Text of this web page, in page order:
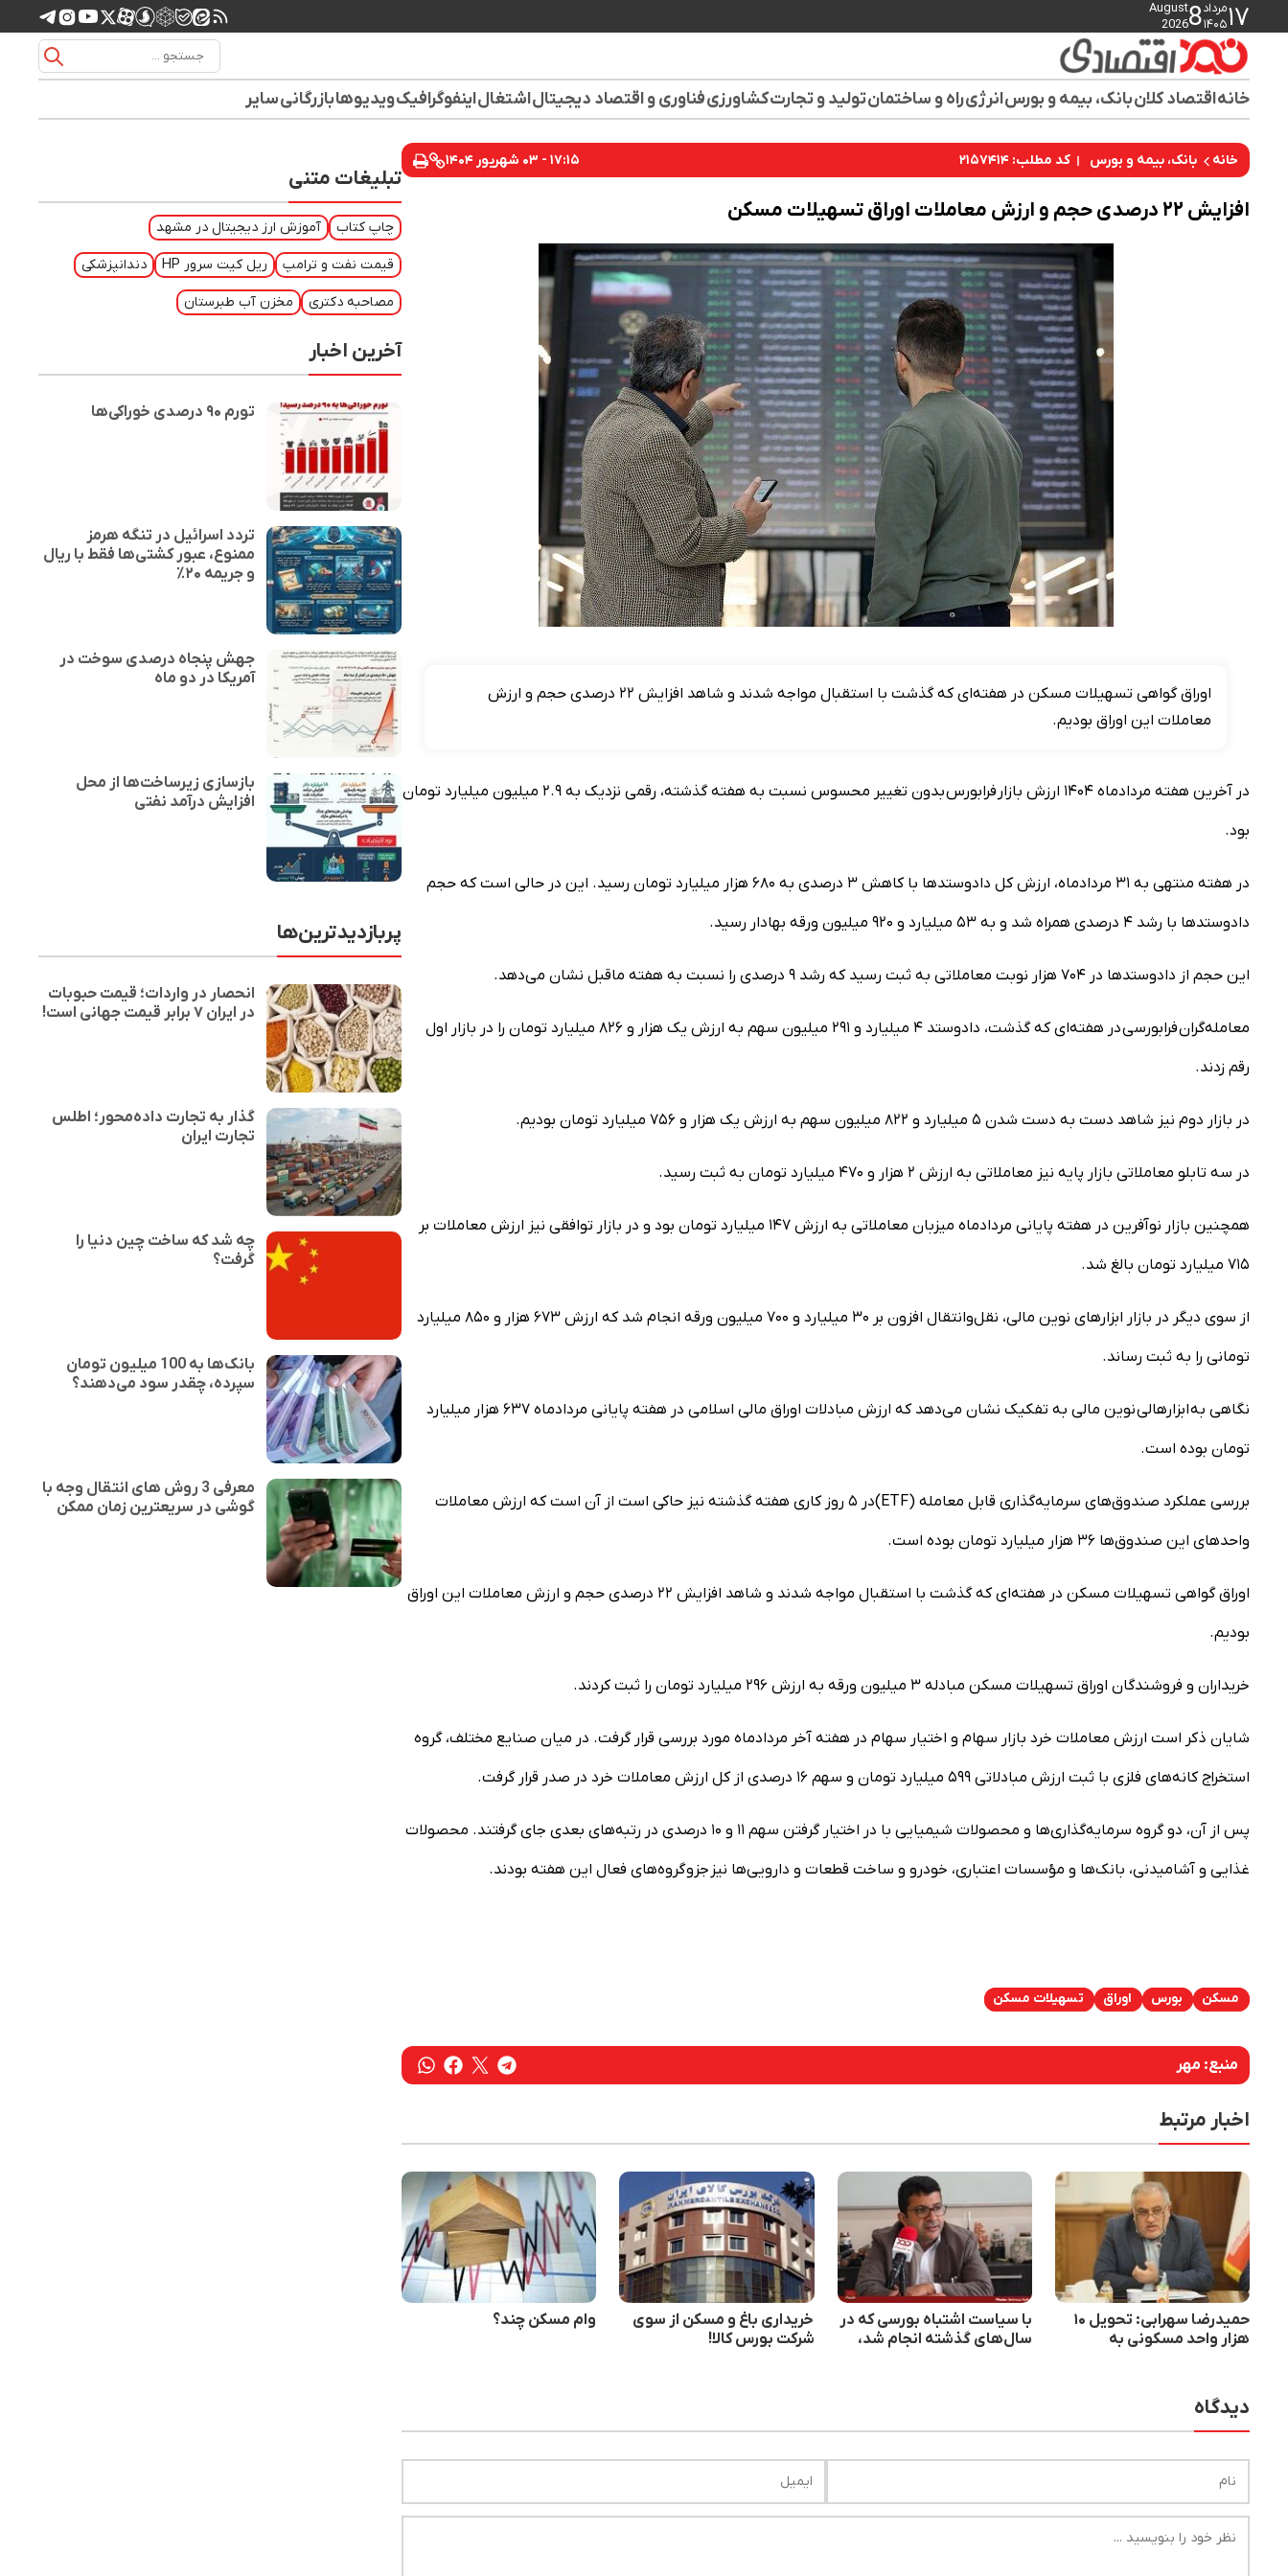
۱۷مرداد
۱۴۰۵8
August
2026
خانهاقتصاد کلانبانک، بیمه و بورسانرژیراه و ساختمانتولید و تجارتکشاورزیفناوری و اقتصاد دیجیتالاشتغالاینفوگرافیکویدیوهابازرگانیسایر
خانه بانک، بیمه و بورس کد مطلب: ۲۱۵۷۴۱۴ ۱۷:۱۵ - ۰۳ شهریور ۱۴۰۴
افزایش ۲۲ درصدی حجم و ارزش معاملات اوراق تسهیلات مسکن
اوراق گواهی تسهیلات مسکن در هفته‌ای که گذشت با استقبال مواجه شدند و شاهد افزایش ۲۲ درصدی حجم و ارزش
معاملات این اوراق بودیم.
در آخرین هفته مردادماه ۱۴۰۴ ارزش بازار فرابورس بدون تغییر محسوس نسبت به هفته گذشته، رقمی نزدیک به ۲.۹ میلیون میلیارد تومان
بود.
در هفته منتهی به ۳۱ مردادماه، ارزش کل دادوستدها با کاهش ۳ درصدی به ۶۸۰ هزار میلیارد تومان رسید. این در حالی است که حجم
دادوستدها با رشد ۴ درصدی همراه شد و به ۵۳ میلیارد و ۹۲۰ میلیون ورقه بهادار رسید.
این حجم از دادوستدها در ۷۰۴ هزار نوبت معاملاتی به ثبت رسید که رشد ۹ درصدی را نسبت به هفته ماقبل نشان می‌دهد.
معامله‌گران فرابورسی در هفته‌ای که گذشت، دادوستد ۴ میلیارد و ۲۹۱ میلیون سهم به ارزش یک هزار و ۸۲۶ میلیارد تومان را در بازار اول
رقم زدند.
در بازار دوم نیز شاهد دست به دست شدن ۵ میلیارد و ۸۲۲ میلیون سهم به ارزش یک هزار و ۷۵۶ میلیارد تومان بودیم.
در سه تابلو معاملاتی بازار پایه نیز معاملاتی به ارزش ۲ هزار و ۴۷۰ میلیارد تومان به ثبت رسید.
همچنین بازار نوآفرین در هفته پایانی مردادماه میزبان معاملاتی به ارزش ۱۴۷ میلیارد تومان بود و در بازار توافقی نیز ارزش معاملات بر
۷۱۵ میلیارد تومان بالغ شد.
از سوی دیگر در بازار ابزارهای نوین مالی، نقل‌وانتقال افزون بر ۳۰ میلیارد و ۷۰۰ میلیون ورقه انجام شد که ارزش ۶۷۳ هزار و ۸۵۰ میلیارد
تومانی را به ثبت رساند.
نگاهی به ابزارهالی نوین مالی به تفکیک نشان می‌دهد که ارزش مبادلات اوراق مالی اسلامی در هفته پایانی مردادماه ۶۳۷ هزار میلیارد
تومان بوده است.
بررسی عملکرد صندوق‌های سرمایه‌گذاری قابل معامله (ETF)در ۵ روز کاری هفته گذشته نیز حاکی است از آن است که ارزش معاملات
واحدهای این صندوق‌ها ۳۶ هزار میلیارد تومان بوده است.
اوراق گواهی تسهیلات مسکن در هفته‌ای که گذشت با استقبال مواجه شدند و شاهد افزایش ۲۲ درصدی حجم و ارزش معاملات این اوراق
بودیم.
خریداران و فروشندگان اوراق تسهیلات مسکن مبادله ۳ میلیون ورقه به ارزش ۲۹۶ میلیارد تومان را ثبت کردند.
شایان ذکر است ارزش معاملات خرد بازار سهام و اختیار سهام در هفته آخر مردادماه مورد بررسی قرار گرفت. در میان صنایع مختلف، گروه
استخراج کانه‌های فلزی با ثبت ارزش مبادلاتی ۵۹۹ میلیارد تومان و سهم ۱۶ درصدی از کل ارزش معاملات خرد در صدر قرار گرفت.
پس از آن، دو گروه سرمایه‌گذاری‌ها و محصولات شیمیایی با در اختیار گرفتن سهم ۱۱ و ۱۰ درصدی در رتبه‌های بعدی جای گرفتند. محصولات
غذایی و آشامیدنی، بانک‌ها و مؤسسات اعتباری، خودرو و ساخت قطعات و دارویی‌ها نیز جزو گروه‌های فعال این هفته بودند.
مسکن بورس اوراق تسهیلات مسکن
منبع: مهر
اخبار مرتبط
حمیدرضا سهرابی: تحویل ۱۰
هزار واحد مسکونی به
با سیاست اشتباه بورسی که در
سال‌های گذشته انجام شد،
خریداری باغ و مسکن از سوی
شرکت بورس کالا!
وام مسکن چند؟
دیدگاه
تبلیغات متنی
چاپ کتاب آموزش ارز دیجیتال در مشهد
قیمت نفت و ترامپ ریل کیت سرور HP دندانپزشکی
مصاحبه دکتری مخزن آب طبرستان
آخرین اخبار
تورم ۹۰ درصدی خوراکی‌ها
تردد اسرائیل در تنگه هرمز
ممنوع، عبور کشتی‌ها فقط با ریال
و جریمه ۲۰٪
جهش پنجاه درصدی سوخت در
آمریکا در دو ماه
بازسازی زیرساخت‌ها از محل
افزایش درآمد نفتی
پربازدیدترین‌ها
انحصار در واردات؛ قیمت حبوبات
در ایران ۷ برابر قیمت جهانی است!
گذار به تجارت داده‌محور؛ اطلس
تجارت ایران
چه شد که ساخت چین دنیا را
گرفت؟
بانک‌ها به 100 میلیون تومان
سپرده، چقدر سود می‌دهند؟
معرفی 3 روش های انتقال وجه با
گوشی در سریعترین زمان ممکن